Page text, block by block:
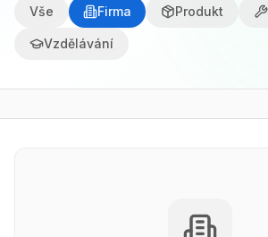
Vše Firma Produkt
Vzdělávání